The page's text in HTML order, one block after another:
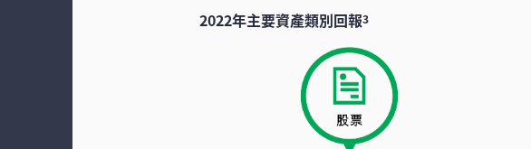
2022年主要資產類別回報3